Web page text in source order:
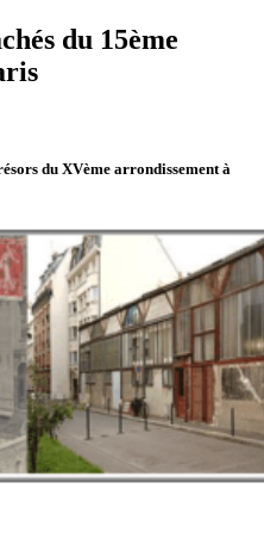
du 15ème
du XVème arrondissement à